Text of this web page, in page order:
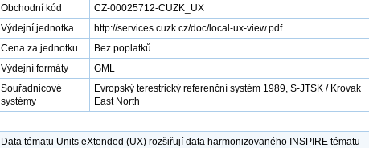
Obchodní kód
CZ-00025712-CUZK_UX
Výdejní jednotka
http://services.cuzk.cz/doc/local-ux-view.pdf
Cena za jednotku
Bez poplatků
Výdejní formáty
GML
Souřadnicové
systémy
Evropský terestrický referenční systém 1989, S-JTSK / Krovak
East North
Data tématu Units eXtended (UX) rozšiřují data harmonizovaného INSPIRE tématu